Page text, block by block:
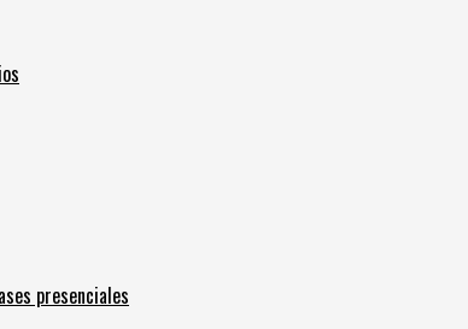
presenciales